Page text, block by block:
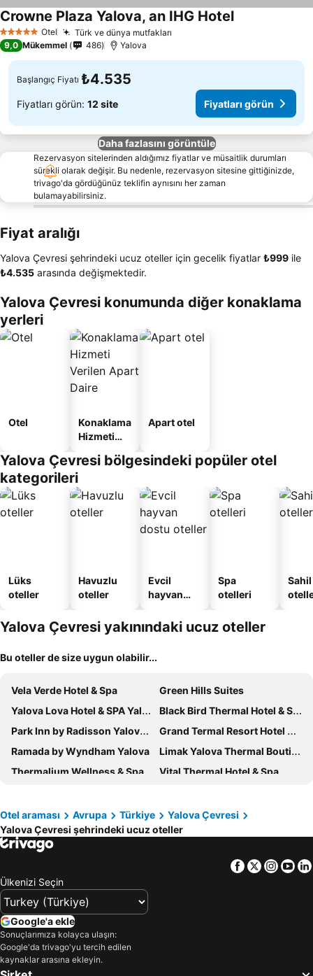
5 Yıldız Otel Türk ve dünya mutfakları
Crowne Plaza Yalova, an IHG Hotel
9,0 Mükemmel 486 Yalova
Başlangıç Fiyatı ₺4.535
Fiyatları görün: 12 site Fiyatları görün
Daha fazlasını görüntüle
Rezervasyon sitelerinden aldığımız fiyatlar ve müsaitlik durumları
sürekli olarak değişir. Bu nedenle, rezervasyon sitesine gittiğinizde,
trivago'da gördüğünüz teklifin aynısını her zaman
bulamayabilirsiniz.
Fiyat aralığı
Yalova Çevresi şehrindeki ucuz oteller için gecelik fiyatlar ‎₺999 ile
‎₺4.535 arasında değişmektedir.
Yalova Çevresi konumunda diğer konaklama
yerleri
Otel
Konaklama
Hizmeti
Apart
Apart otel
Yalova Çevresi bölgesindeki popüler otel
kategorileri
Lüks
oteller
Havuzlu
oteller
Evcil
hayvan
oteller
Spa
otelleri
Sahil
Yalova Çevresi yakınındaki ucuz oteller
Bu oteller de size uygun olabilir...
Vela Verde Hotel & Spa
Green Hills Suites
Yalova Lova Hotel & SPA Yalova
Black Bird Thermal Hotel & Spa
Park Inn by Radisson Yalova City Center
Grand Termal Resort Hotel & Spa Yalova
Ramada by Wyndham Yalova
Limak Yalova Thermal Boutique Hotel
Thermalium Wellness & Spa Hotel by Vima
Vital Thermal Hotel & Spa
Hilton Garden Inn Yalova
Can Termal & Kaplica Apart Hotel
ivy Hotel Spa Yalova
Grand Koru Hotel Beach
Termal Elit Hotel
Lion Boutique Hotel
Grand Krone Hotel
BEKSİTİ HOTEL
The Green Oasis Hotel & Spa
Otel araması Avrupa Türkiye
Yalova Çevresi
Yalova Çevresi şehrindeki ucuz oteller
Facebook
Twitter
Ülkenizi Seçin
Google'a ekle
Sonuçlarımıza kolayca ulaşın:
Google'da trivago'yu tercih edilen
kaynaklar arasına ekleyin.